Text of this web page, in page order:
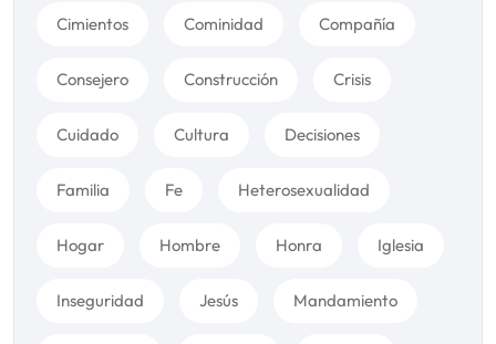
Cimientos Cominidad Compañía
Consejero Construcción Crisis
Cuidado Cultura Decisiones
Familia Fe Heterosexualidad
Hogar Hombre Honra Iglesia
Inseguridad Jesús Mandamiento